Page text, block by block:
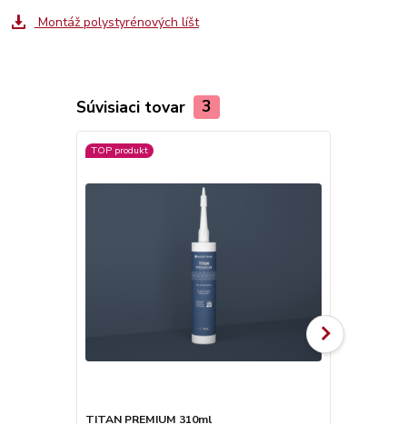
Montáž polystyrénových líšt
Súvisiaci tovar 3
TOP produkt
TITAN PREMIUM 310ml